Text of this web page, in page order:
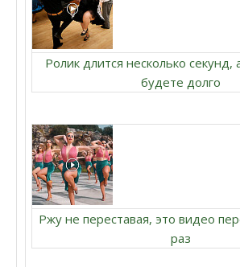
Ролик длится несколько секунд,
будете долго
Ржу не переставая, это видео
раз